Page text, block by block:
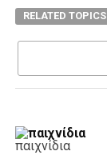
RELATED TOPICS
παιχνίδια